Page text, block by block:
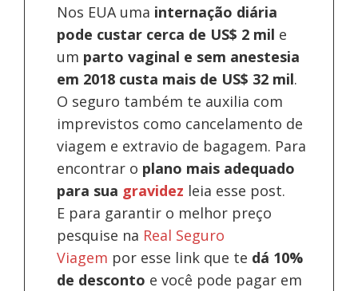
Nos EUA uma internação diária
pode custar cerca de US$ 2 mil e
um parto vaginal e sem anestesia
em 2018 custa mais de US$ 32 mil.
O seguro também te auxilia com
imprevistos como cancelamento de
viagem e extravio de bagagem. Para
encontrar o plano mais adequado
para sua gravidez leia esse post.
E para garantir o melhor preço
pesquise na Real Seguro
Viagem por esse link que te dá 10%
de desconto e você pode pagar em